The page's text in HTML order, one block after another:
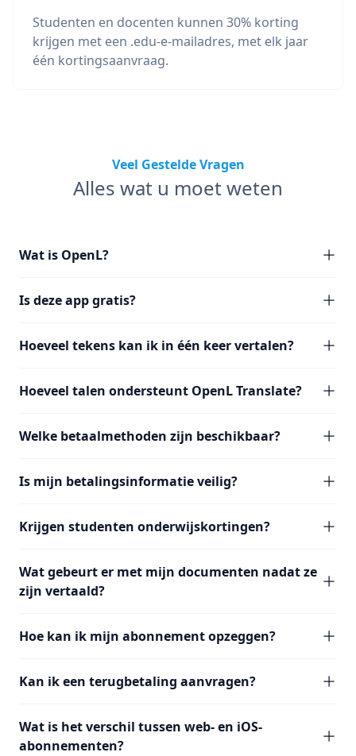
Studenten en docenten kunnen 30% korting
krijgen met een .edu-e-mailadres, met elk jaar
één kortingsaanvraag.
Veel Gestelde Vragen
Alles wat u moet weten
Wat is OpenL?
Is deze app gratis?
Hoeveel tekens kan ik in één keer vertalen?
Hoeveel talen ondersteunt OpenL Translate?
Welke betaalmethoden zijn beschikbaar?
Is mijn betalingsinformatie veilig?
Krijgen studenten onderwijskortingen?
Wat gebeurt er met mijn documenten nadat ze
zijn vertaald?
Hoe kan ik mijn abonnement opzeggen?
Kan ik een terugbetaling aanvragen?
Wat is het verschil tussen web- en iOS-
abonnementen?